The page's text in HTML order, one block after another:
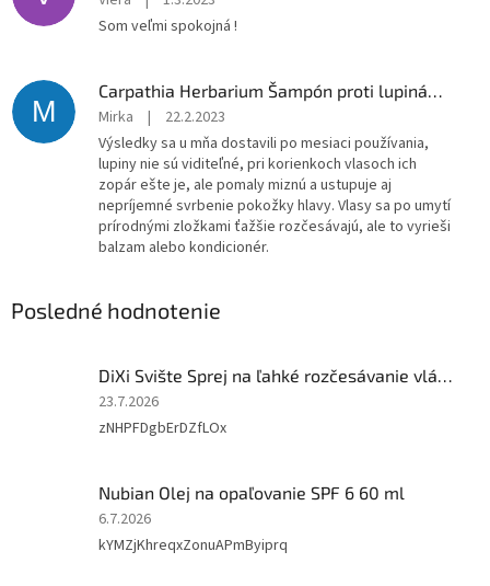
Som veľmi spokojná !
M
Carpathia Herbarium Šampón proti lupinám 350ml
Mirka |
22.2.2023
Výsledky sa u mňa dostavili po mesiaci používania,
lupiny nie sú viditeľné, pri korienkoch vlasoch ich
zopár ešte je, ale pomaly miznú a ustupuje aj
nepríjemné svrbenie pokožky hlavy. Vlasy sa po umytí
prírodnými zložkami ťažšie rozčesávajú, ale to vyrieši
balzam alebo kondicionér.
Posledné hodnotenie
DiXi Svište Sprej na ľahké rozčesávanie vláskov Šťavnatosť jahôdok a malín 150 ml
Hodnotenie
produktu
z
5
hviezdičiek.
23.7.2026
zNHPFDgbErDZfLOx
Nubian Olej na opaľovanie SPF 6 60 ml
Hodnotenie
produktu
6.7.2026
kYMZjKhreqxZonuAPmByiprq